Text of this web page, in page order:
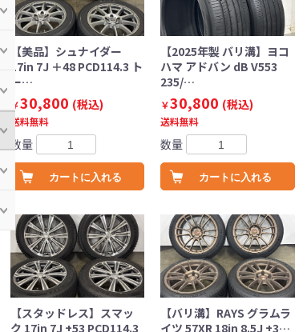
【美品】シュナイダー
17in 7J ＋48 PCD114.3 ト
ー…
￥30,800 (税込)
送料無料
数量
カートに入れる
【2025年製 バリ溝】ヨコ
ハマ アドバン dB V553
235/…
￥30,800 (税込)
送料無料
数量
カートに入れる
【スタッドレス】スマッ
ク 17in 7J +53 PCD114.3
【バリ溝】RAYS グラムラ
イツ 57XR 18in 8.5J +3…